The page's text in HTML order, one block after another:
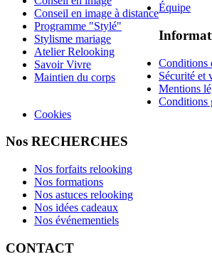
Conseil en image à distance
Programme "Stylé"
Stylisme mariage
Atelier Relooking
Savoir Vivre
Maintien du corps
Équipe
Conditions
Sécurité et
Mentions
Conditions
Cookies
Nos RECHERCHES
Nos forfaits relooking
Nos formations
Nos astuces relooking
Nos idées cadeaux
Nos événementiels
CONTACT